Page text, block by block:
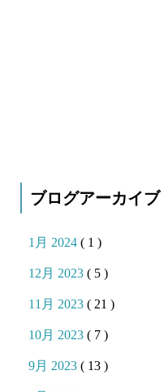
ブログアーカイブ
1月 2024( 1 )
12月 2023( 5 )
11月 2023( 21 )
10月 2023( 7 )
9月 2023( 13 )